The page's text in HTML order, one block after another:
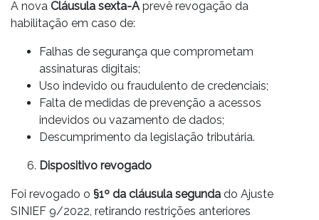
A nova Cláusula sexta-Aprevê revogação da
habilitação em caso de:
Falhas de segurança que comprometam
assinaturas digitais;
Uso indevido ou fraudulento de credenciais;
Falta de medidas de prevenção a acessos
indevidos ou vazamento de dados;
Descumprimento da legislação tributária.
Dispositivo revogado
Foi revogado o §1º da cláusula segunda do Ajuste
SINIEF 9/2022, retirando restrições anteriores